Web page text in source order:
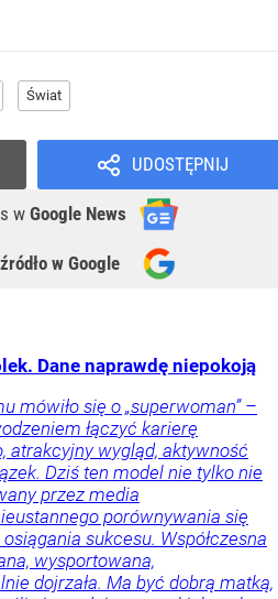
Świat
UDOSTĘPNIJ
w Google News
źródło w Google
Dane naprawdę niepokoją
mówiło się o „superwoman” –
łączyć karierę
atrakcyjny wygląd, aktywność
Dziś ten model nie tylko nie
przez media
porównywania się
sukcesu. Współczesna
wysportowana,
dojrzała. Ma być dobrą matką,